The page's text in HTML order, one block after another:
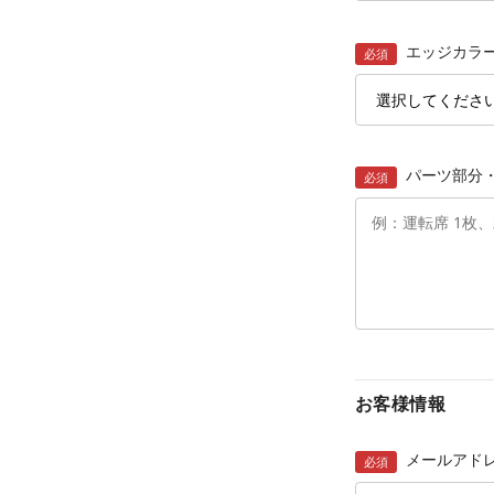
必須 エッジカラ
必須 パーツ部分
お客様情報
必須 メールアド